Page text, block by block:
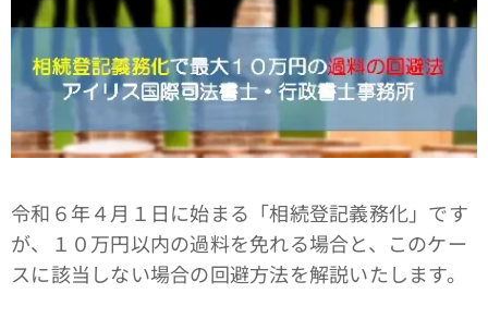
令和６年４月１日に始まる「相続登記義務化」です
が、１０万円以内の過料を免れる場合と、このケー
スに該当しない場合の回避方法を解説いたします。